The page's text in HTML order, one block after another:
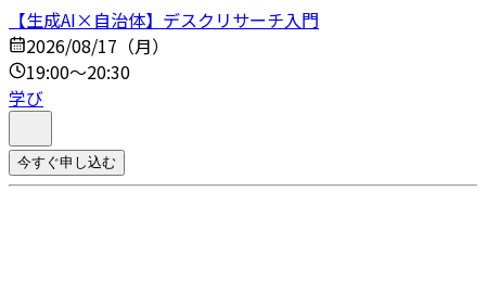
【生成AI×自治体】デスクリサーチ入門
2026/08/17（月）
19:00～20:30
学び
今すぐ申し込む